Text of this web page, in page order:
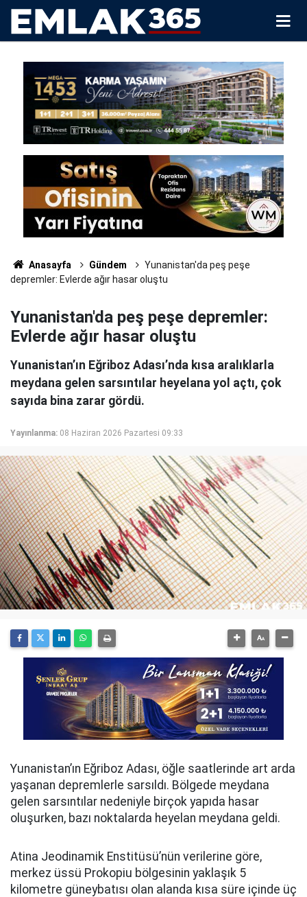
Anasayfa Gündem
Yunanistan'da peş peşe
depremler: Evlerde ağır hasar oluştu
Yunanistan'da peş peşe depremler:
Evlerde ağır hasar oluştu
Yunanistan’ın Eğriboz Adası’nda kısa aralıklarla
meydana gelen sarsıntılar heyelana yol açtı, çok
sayıda bina zarar gördü.
Yayınlanma: 08 Haziran 2026 Pazartesi 09:33
Yunanistan’ın Eğriboz Adası, öğle saatlerinde art arda
yaşanan depremlerle sarsıldı. Bölgede meydana
gelen sarsıntılar nedeniyle birçok yapıda hasar
oluşurken, bazı noktalarda heyelan meydana geldi.
Atina Jeodinamik Enstitüsü’nün verilerine göre,
merkez üssü Prokopiu bölgesinin yaklaşık 5
kilometre güneybatısı olan alanda kısa süre içinde üç